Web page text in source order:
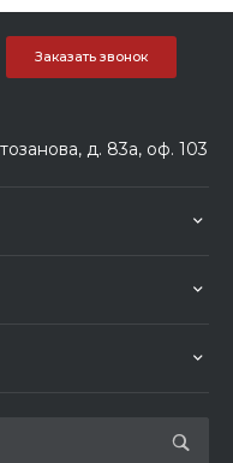
Заказать звонок
д. 83а, оф. 103